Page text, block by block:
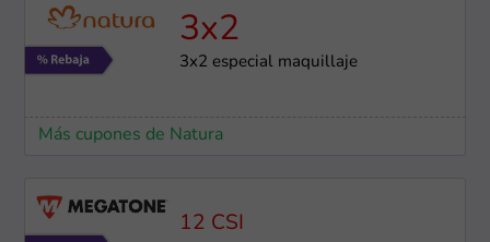
3x2
3x2 especial maquillaje
Más cupones de Natura
12 CSI